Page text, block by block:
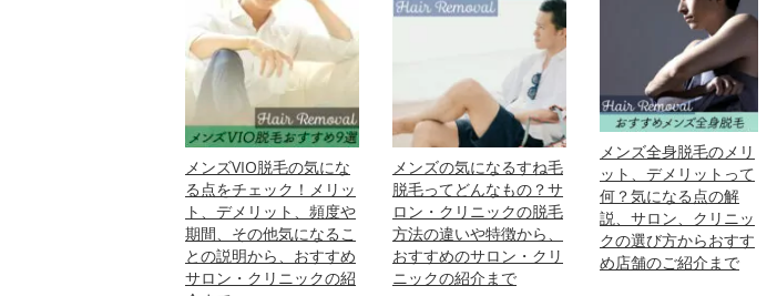
メンズVIO脱毛の気にな
る点をチェック！メリッ
ト、デメリット、頻度や
期間、その他気になるこ
との説明から、おすすめ
サロン・クリニックの紹
メンズの気になるすね毛
脱毛ってどんなもの？サ
ロン・クリニックの脱毛
方法の違いや特徴から、
おすすめのサロン・クリ
ニックの紹介まで
メンズ全身脱毛のメリ
ット、デメリットって
何？気になる点の解
説、サロン、クリニッ
クの選び方からおすす
め店舗のご紹介まで